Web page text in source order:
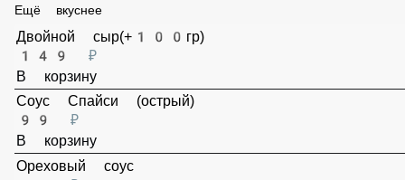
Ещё вкуснее
Двойной сыр(+100гр)
149 ₽
В корзину
Соус Спайси (острый)
99 ₽
В корзину